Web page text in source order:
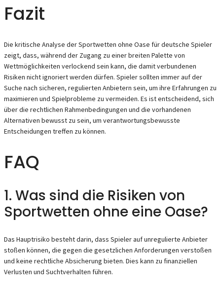
Fazit
Die kritische Analyse der Sportwetten ohne Oase für deutsche Spieler
zeigt, dass, während der Zugang zu einer breiten Palette von
Wettmöglichkeiten verlockend sein kann, die damit verbundenen
Risiken nicht ignoriert werden dürfen. Spieler sollten immer auf der
Suche nach sicheren, regulierten Anbietern sein, um ihre Erfahrungen zu
maximieren und Spielprobleme zu vermeiden. Es ist entscheidend, sich
über die rechtlichen Rahmenbedingungen und die vorhandenen
Alternativen bewusst zu sein, um verantwortungsbewusste
Entscheidungen treffen zu können.
FAQ
1. Was sind die Risiken von
Sportwetten ohne eine Oase?
Das Hauptrisiko besteht darin, dass Spieler auf unregulierte Anbieter
stoßen können, die gegen die gesetzlichen Anforderungen verstoßen
und keine rechtliche Absicherung bieten. Dies kann zu finanziellen
Verlusten und Suchtverhalten führen.